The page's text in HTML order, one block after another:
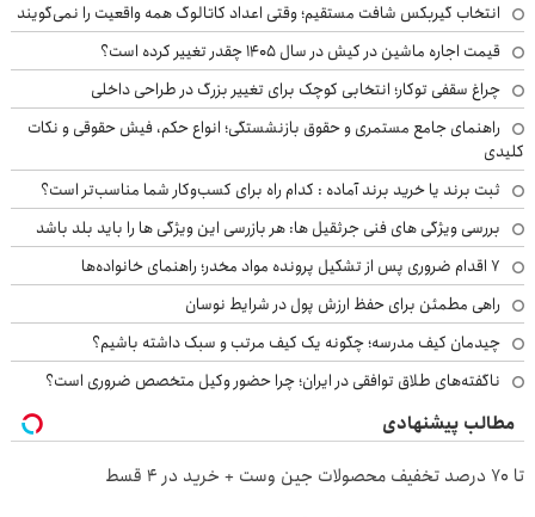
انتخاب گیربکس شافت مستقیم؛ وقتی اعداد کاتالوگ همه واقعیت را نمی‌گویند
قیمت اجاره ماشین در کیش در سال ۱۴۰۵ چقدر تغییر کرده است؟
چراغ سقفی توکار؛ انتخابی کوچک برای تغییر بزرگ در طراحی داخلی
راهنمای جامع مستمری و حقوق بازنشستگی؛ انواع حکم، فیش حقوقی و نکات
کلیدی
ثبت برند یا خرید برند آماده : کدام راه برای کسب‌وکار شما مناسب‌تر است؟
بررسی ویژگی های فنی جرثقیل ها: هر بازرسی این ویژگی ها را باید بلد باشد
۷ اقدام ضروری پس از تشکیل پرونده مواد مخدر؛ راهنمای خانواده‌ها
راهی مطمئن برای حفظ ارزش پول در شرایط نوسان
چیدمان کیف مدرسه؛ چگونه یک کیف مرتب و سبک داشته باشیم؟
ناگفته‌های طلاق توافقی در ایران؛ چرا حضور وکیل متخصص ضروری است؟
مطالب پیشنهادی
تا 70 درصد تخفیف محصولات جین وست + خرید در 4 قسط